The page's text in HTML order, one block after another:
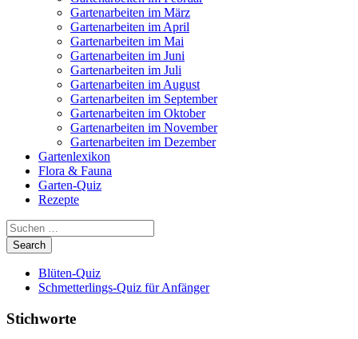
Gartenarbeiten im März
Gartenarbeiten im April
Gartenarbeiten im Mai
Gartenarbeiten im Juni
Gartenarbeiten im Juli
Gartenarbeiten im August
Gartenarbeiten im September
Gartenarbeiten im Oktober
Gartenarbeiten im November
Gartenarbeiten im Dezember
Gartenlexikon
Flora & Fauna
Garten-Quiz
Rezepte
Blüten-Quiz
Schmetterlings-Quiz für Anfänger
Stichworte